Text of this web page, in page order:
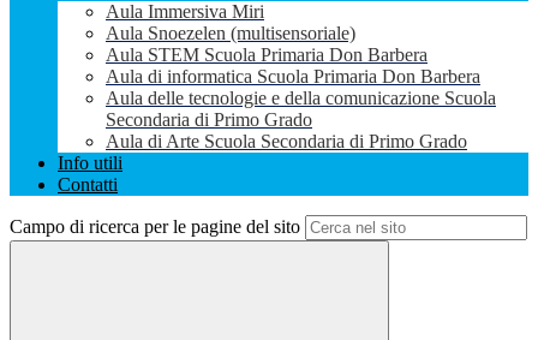
Aula Immersiva Miri
Aula Snoezelen (multisensoriale)
Aula STEM Scuola Primaria Don Barbera
Aula di informatica Scuola Primaria Don Barbera
Aula delle tecnologie e della comunicazione Scuola
Secondaria di Primo Grado
Aula di Arte Scuola Secondaria di Primo Grado
Info utili
Contatti
Campo di ricerca per le pagine del sito